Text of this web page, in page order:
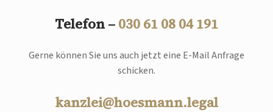
Telefon – 030 61 08 04 191
Gerne können Sie uns auch jetzt eine E-Mail Anfrage
schicken.
kanzlei@hoesmann.legal